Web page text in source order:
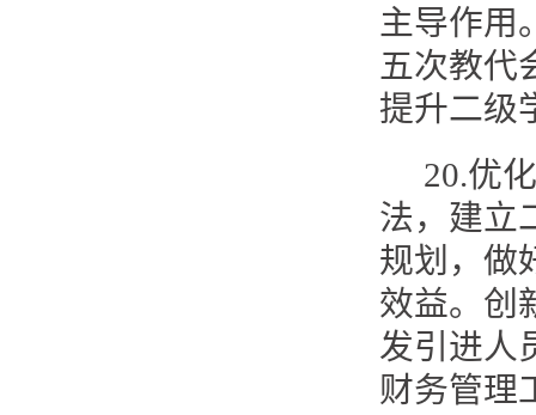
主导作用
五次教代
提升二级
20.优
法，建立
规划，做
效益。创
发引进人
财务管理